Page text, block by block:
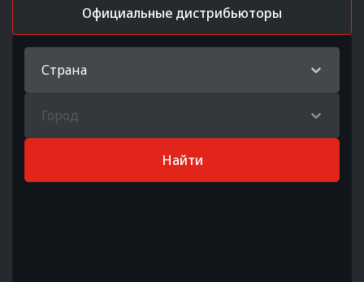
Официальные дистрибьюторы
Страна
Город
Найти